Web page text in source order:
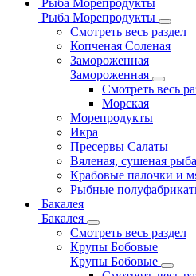
Рыба Морепродукты
Рыба Морепродукты
Смотреть весь раздел
Копченая Соленая
Замороженная
Замороженная
Смотреть весь
Морская
Морепродукты
Икра
Пресервы Салаты
Вяленая, сушеная
Крабовые палочки и
Рыбные
Бакалея
Бакалея
Смотреть весь раздел
Крупы Бобовые
Крупы Бобовые